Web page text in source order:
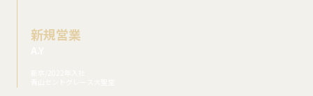
新規営業